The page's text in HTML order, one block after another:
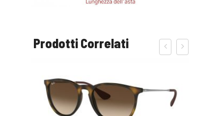
Prodotti Correlati